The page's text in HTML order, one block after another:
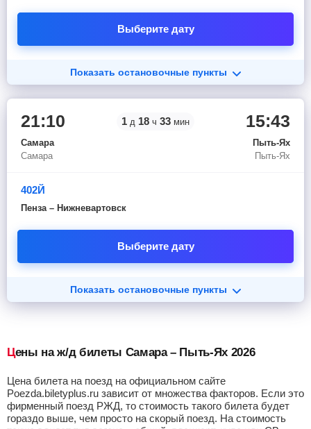
Выберите дату
Показать остановочные пункты
21:10
Самара
Самара
1 д 18 ч 33 мин 15:43
Пыть-Ях
Пыть-Ях
402Й
Пенза – Нижневартовск
Выберите дату
Показать остановочные пункты
Цены на ж/д билеты Самара – Пыть-Ях 2026
Цена билета на поезд на официальном сайте
Poezda.biletyplus.ru зависит от множества факторов. Если это
фирменный поезд РЖД, то стоимость такого билета будет
гораздо выше, чем просто на скорый поезд. На стоимость